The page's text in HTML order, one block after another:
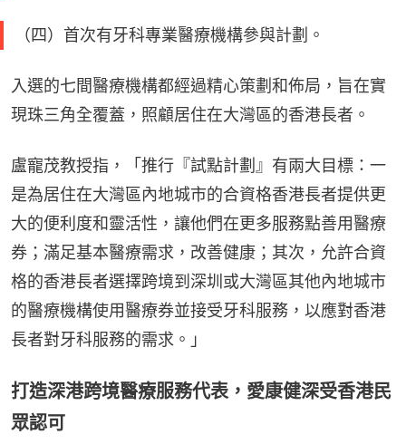
（四）首次有牙科專業醫療機構參與計劃。
入選的七間醫療機構都經過精心策劃和佈局，旨在實
現珠三角全覆蓋，照顧居住在大灣區的香港長者。
盧寵茂教授指，「推行『試點計劃』有兩大目標：一
是為居住在大灣區內地城市的合資格香港長者提供更
大的便利度和靈活性，讓他們在更多服務點善用醫療
券；滿足基本醫療需求，改善健康；其次，允許合資
格的香港長者選擇跨境到深圳或大灣區其他內地城市
的醫療機構使用醫療券並接受牙科服務，以應對香港
長者對牙科服務的需求。」
打造深港跨境醫療服務代表，愛康健深受香港民
眾認可